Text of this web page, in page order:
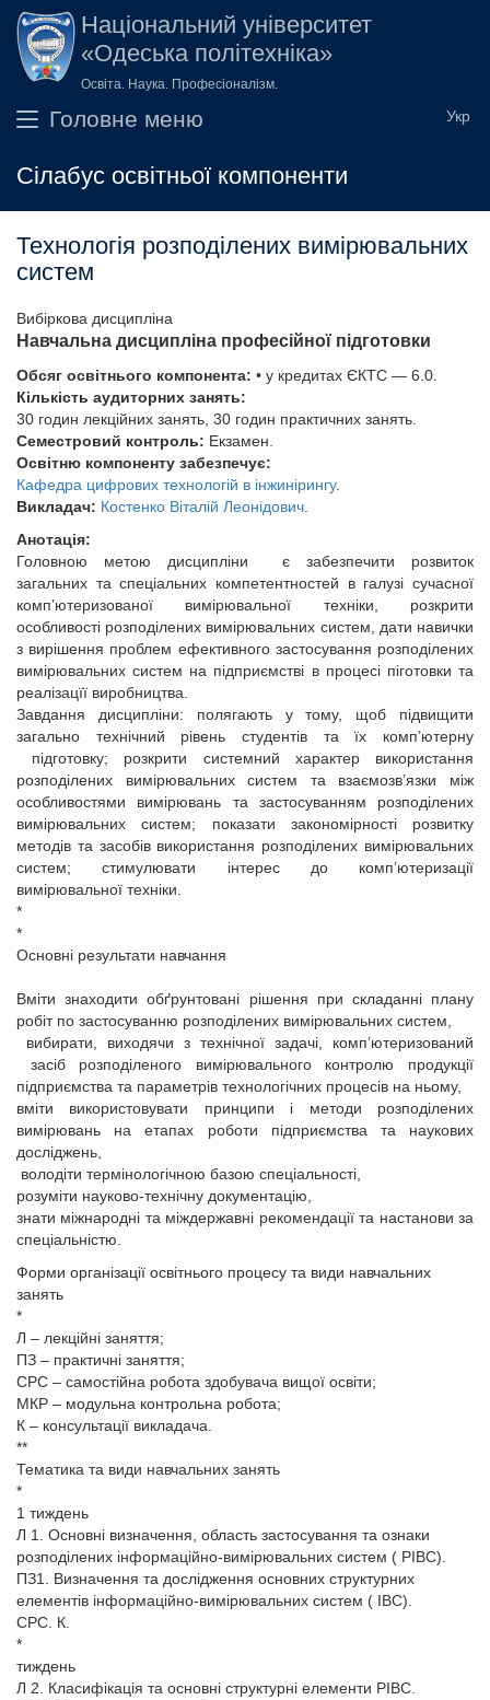
Перейти до основного вмісту
Національний університет
«Одеська політехніка»
Освіта. Наука. Професіоналізм.
Головне меню
Сілабус освітньої компоненти
Технологія розподілених вимірювальних
систем
Вибіркова дисципліна
Навчальна дисципліна професійної підготовки
Обсяг освітнього компонента: • у кредитах ЄКТС — 6.0.
Кількість аудиторних занять:
30 годин лекційних занять, 30 годин практичних занять.
Семестровий контроль: Екзамен.
Освітню компоненту забезпечує:
Кафедра цифрових технологій в інжинірингу.
Викладач: Костенко Віталій Леонідович
Анотація:
Головною метою дисципліни є забезпечити розвиток
загальних та спеціальних компетентностей в галузі сучасної
комп’ютеризованої вимірювальної техніки, розкрити
особливості розподілених вимірювальних систем, дати навички
з вирішення проблем ефективного застосування розподілених
вимірювальних систем на підприємстві в процесі піготовки та
реалізацїї виробництва.
Завдання дисципліни: полягають у тому, щоб підвищити
загально технічний рівень студентів та їх комп’ютерну
підготовку; розкрити системний характер використання
розподілених вимірювальних систем та взаємозв’язки між
особливостями вимірювань та застосуванням розподілених
вимірювальних систем; показати закономірності розвитку
методів та засобів використання розподілених вимірювальних
систем; стимулювати інтерес до комп’ютеризації
вимірювальної техніки.
*
*
Основні результати навчання
Вміти знаходити обґрунтовані рішення при складанні плану
робіт по застосуванню розподілених вимірювальних систем,
вибирати, виходячи з технічної задачі, комп’ютеризований
засіб розподіленого вимірювального контролю продукції
підприємства та параметрів технологічних процесів на ньому,
вміти використовувати принципи і методи розподілених
вимірювань на етапах роботи підприємства та наукових
досліджень,
володіти термінологічною базою спеціальності,
розуміти науково-технічну документацію,
знати міжнародні та міждержавні рекомендації та настанови за
спеціальністю.
Форми організації освітнього процесу та види навчальних
занять
*
Л – лекційні заняття;
ПЗ – практичні заняття;
СРС – самостійна робота здобувача вищої освіти;
МКР – модульна контрольна робота;
К – консультації викладача.
**
Тематика та види навчальних занять
*
1 тиждень
Л 1. Основні визначення, область застосування та ознаки
розподілених інформаційно-вимірювальних систем ( РІВС).
ПЗ1. Визначення та дослідження основних структурних
елементів інформаційно-вимірювальних систем ( ІВС).
СРС. К.
*
тиждень
Л 2. Класифікація та основні структурні елементи РІВС.